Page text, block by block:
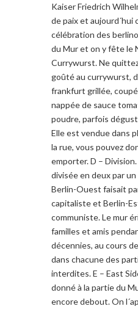
Kaiser Friedrich
de paix et aujourd´hui
célébration des
du Mur et on y fête le
Currywurst. Ne
goûté au currywurst,
frankfurt grillée,
nappée de sauce
poudre, parfois
Elle est vendue dans
la rue, vous pouvez
emporter. D –
divisée en deux par
Berlin-Ouest faisait
capitaliste et Berlin-
communiste. Le mur
familles et amis
décennies, au cours
dans chacune des
interdites. E – East
donné à la partie du
encore debout. On